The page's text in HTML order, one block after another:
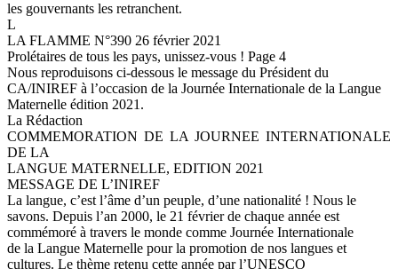
les gouvernants les retranchent.
L
LA FLAMME N°390 26 février 2021
Prolétaires de tous les pays, unissez-vous ! Page 4
Nous reproduisons ci-dessous le message du Président du
CA/INIREF à l’occasion de la Journée Internationale de la Langue
Maternelle édition 2021.
La Rédaction
COMMEMORATION DE LA JOURNEE INTERNATIONALE
DE LA
LANGUE MATERNELLE, EDITION 2021
MESSAGE DE L’INIREF
La langue, c’est l’âme d’un peuple, d’une nationalité ! Nous le
savons. Depuis l’an 2000, le 21 février de chaque année est
commémoré à travers le monde comme Journée Internationale
de la Langue Maternelle pour la promotion de nos langues et
cultures. Le thème retenu cette année par l’UNESCO